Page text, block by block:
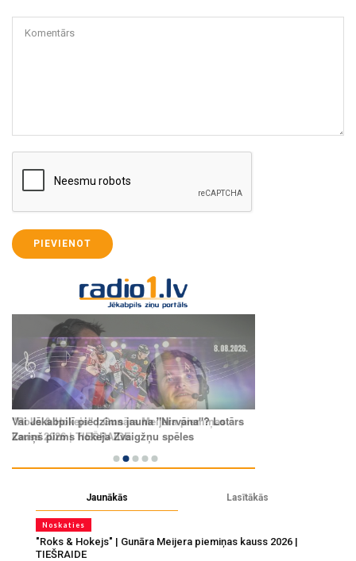
Komentārs
PIEVIENOT
Jaunākās Lasītākās
Noskaties
"Roks & Hokejs" | Gunāra Meijera piemiņas kauss 2026 |
TIEŠRAIDE